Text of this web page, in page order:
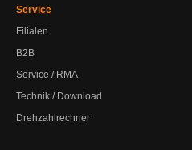
Service
Filialen
B2B
Service / RMA
Technik / Download
Drehzahlrechner